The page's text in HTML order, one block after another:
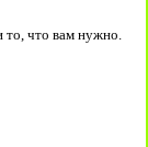
что вам нужно.